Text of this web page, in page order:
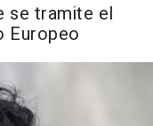
se tramite el
Europeo